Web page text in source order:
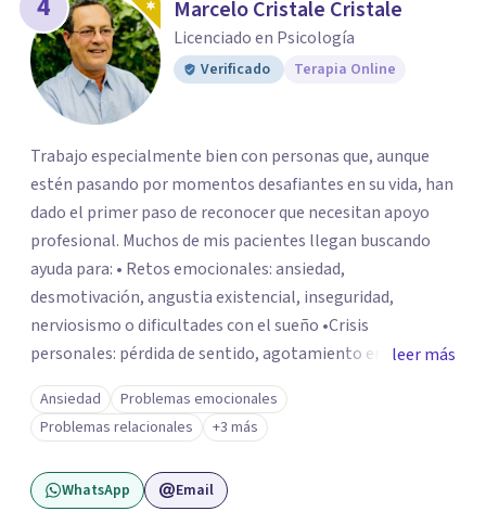
Marcelo Cristale Cristale
Licenciado en Psicología
Verificado Terapia Online
Trabajo especialmente bien con personas que, aunque
estén pasando por momentos desafiantes en su vida, han
dado el primer paso de reconocer que necesitan apoyo
profesional. Muchos de mis pacientes llegan buscando
ayuda para: • Retos emocionales: ansiedad,
desmotivación, angustia existencial, inseguridad,
nerviosismo o dificultades con el sueño •Crisis
personales: pérdida de sentido, agotamiento emocional
o dificultad para manejar transiciones vitales •Conflictos
relacionales: problemas de pareja, tensiones familiares,
desafíos laborales o dificultades en dinámicas sociales.
leer más
Ansiedad
Problemas emocionales
Problemas relacionales
+3 más
WhatsApp Email